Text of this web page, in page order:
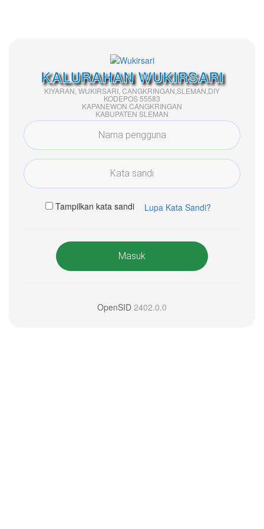
KALURAHAN WUKIRSARI
KIYARAN, WUKIRSARI, CANGKRINGAN,SLEMAN,DIY
KODEPOS 55583
KAPANEWON CANGKRINGAN
KABUPATEN SLEMAN
Tampilkan kata sandi Lupa Kata Sandi?
Masuk
OpenSID 2402.0.0